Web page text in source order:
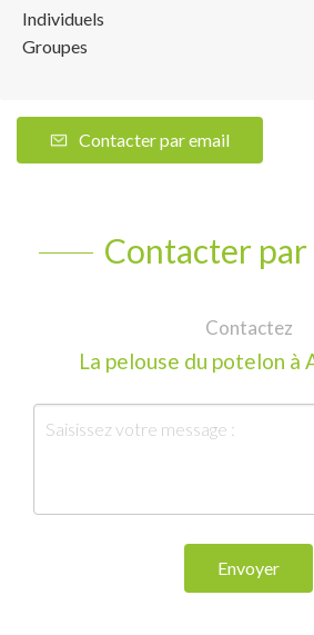
Individuels
Groupes
Contacter par email
Contacter par
Contactez
La pelouse du potelon
Envoyer